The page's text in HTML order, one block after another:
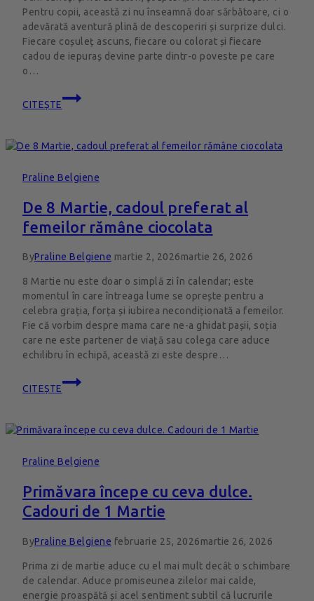
Pentru copii, această zi nu înseamnă doar sărbătoare, ci o
adevărată aventură plină de descoperiri și surprize dulci.
Fiecare coșuleț ascuns, fiecare ou colorat și fiecare
cadou de iepuraș devine parte dintr-o poveste pe care
o…
CITEȘTE
Praline Belgiene
De 8 Martie, cadoul preferat al
femeilor rămâne ciocolata
ByPraline Belgiene martie 2, 2026martie 26, 2026
8 Martie nu este doar o simplă zi în calendar; este
momentul în care întreaga lume se oprește pentru a
celebra grația, forța și iubirea necondiționată a femeilor.
Fie că vorbim despre mama care ne-a ghidat pașii, soția
care ne este partener de viață sau colega care aduce
echilibru în echipă, această zi este despre…
CITEȘTE
Praline Belgiene
Primăvara începe cu ceva dulce.
Cadouri de 1 Martie
ByPraline Belgiene februarie 25, 2026martie 26, 2026
Prima zi de martie aduce cu el mai mult decât o schimbare
de calendar. Aduce promiseunea zilelor mai calde,
energie proaspătă și acel sentiment subtil că lucrurile